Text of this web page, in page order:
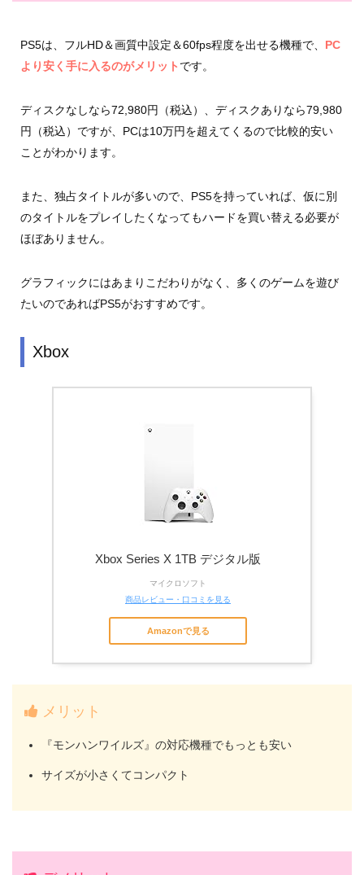
PS5は、フルHD＆画質中設定＆60fps程度を出せる機種で、 PC
より安く手に入るのがメリット です。
ディスクなしなら72,980円（税込）、ディスクありなら79,980
円（税込）ですが、PCは10万円を超えてくるので比較的安い
ことがわかります。
また、独占タイトルが多いので、PS5を持っていれば、仮に別
のタイトルをプレイしたくなってもハードを買い替える必要が
ほぼありません。
グラフィックにはあまりこだわりがなく、多くのゲームを遊び
たいのであればPS5がおすすめです。
Xbox
Xbox Series X 1TB デジタル版
マイクロソフト
商品レビュー・口コミを見る
Amazonで見る
メリット
『モンハンワイルズ』の対応機種でもっとも安い
サイズが小さくてコンパクト